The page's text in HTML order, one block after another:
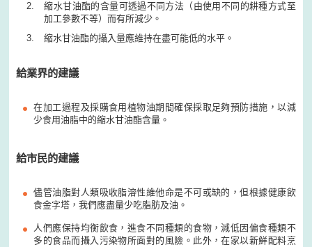
縮水甘油酯的含量可透過不同方法（由使用不同的耕種方式至
加工參數不等）而有所減少。
縮水甘油酯的攝入量應維持在盡可能低的水平。
給業界的建議
在加工過程及採購食用植物油期間確保採取足夠預防措施，以減
少食用油脂中的縮水甘油酯含量。
給市民的建議
儘管油脂對人類吸收脂溶性維他命是不可或缺的，但根據健康飲
食金字塔，我們應盡量少吃脂肪及油。
人們應保持均衡飲食，進食不同種類的食物，減低因偏食種類不
多的食品而攝入污染物所面對的風險。此外，在家以新鮮配料烹